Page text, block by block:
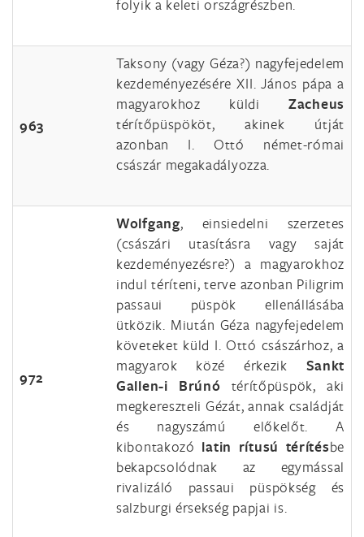
folyik a keleti országrészben.
963
Taksony (vagy Géza?) nagyfejedelem
kezdeményezésére XII. János pápa a
magyarokhoz küldiZacheus
térítőpüspököt, akinek útját
azonban I. Ottó német-római
császár megakadályozza.
972
Wolfgang, einsiedelni szerzetes
(császári utasításra vagy saját
kezdeményezésre?) a magyarokhoz
indul téríteni, terve azonban Piligrim
passaui püspök ellenállásába
ütközik. Miután Géza nagyfejedelem
követeket küld I. Ottó császárhoz, a
magyarok közé érkezik Sankt
Gallen-i Brúnó térítőpüspök, aki
megkereszteli Gézát, annak családját
és nagyszámú előkelőt. A
kibontakozó latin rítusú térítésbe
bekapcsolódnak az egymással
rivalizáló passaui püspökség és
salzburgi érsekség papjai is.